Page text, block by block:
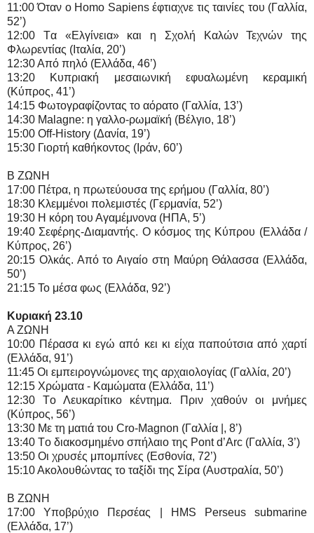
11:00 Όταν ο Homo Sapiens έφτιαχνε τις ταινίες του (Γαλλία,
52’)
12:00 Tα «Ελγίνεια» και η Σχολή Καλών Τεχνών της
Φλωρεντίας (Ιταλία, 20’)
12:30 Από πηλό (Ελλάδα, 46’)
13:20 Κυπριακή μεσαιωνική εφυαλωμένη κεραμική
(Κύπρος, 41’)
14:15 Φωτογραφίζοντας το αόρατο (Γαλλία, 13’)
14:30 Malagne: η γαλλο-ρωμαϊκή (Βέλγιο, 18’)
15:00 Off-History (Δανία, 19’)
15:30 Γιορτή καθήκοντος (Ιράν, 60’)
Β ΖΩΝΗ
17:00 Πέτρα, η πρωτεύουσα της ερήμου (Γαλλία, 80’)
18:30 Κλεμμένοι πολεμιστές (Γερμανία, 52’)
19:30 H κόρη του Αγαμέμνονα (HΠA, 5’)
19:40 Σεφέρης-Διαμαντής. O κόσμος της Κύπρου (Ελλάδα /
Κύπρος, 26’)
20:15 Ολκάς. Από το Αιγαίο στη Μαύρη Θάλασσα (Ελλάδα,
50’)
21:15 Το μέσα φως (Ελλάδα, 92’)
Κυριακή 23.10
Α ΖΩΝΗ
10:00 Πέρασα κι εγώ από κει κι είχα παπούτσια από χαρτί
(Ελλάδα, 91’)
11:45 Oι εμπειρογνώμονες της αρχαιολογίας (Γαλλία, 20’)
12:15 Χρώματα - Καμώματα (Ελλάδα, 11’)
12:30 Tο Λευκαρίτικο κέντημα. Πριν χαθούν οι μνήμες
(Κύπρος, 56’)
13:30 Mε τη ματιά του Cro-Magnon (Γαλλία |, 8’)
13:40 Tο διακοσμημένο σπήλαιο της Pont d’Arc (Γαλλία, 3’)
13:50 Oι χρυσές μπομπίνες (Εσθονία, 72’)
15:10 Ακολουθώντας το ταξίδι της Σίρα (Αυστραλία, 50’)
Β ΖΩΝΗ
17:00 Υποβρύχιο Περσέας | HMS Perseus submarine
(Ελλάδα, 17’)